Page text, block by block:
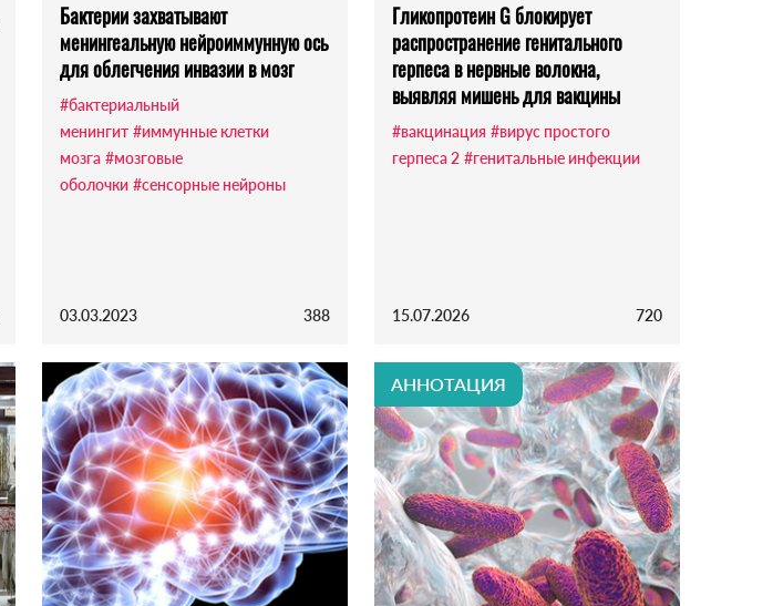
Бактерии захватывают
менингеальную нейроиммунную ось
для облегчения инвазии в мозг
#бактериальный
менингит #иммунные клетки
мозга #мозговые
оболочки #сенсорные нейроны
03.03.2023 388
Гликопротеин G блокирует
распространение генитального
герпеса в нервные волокна,
выявляя мишень для вакцины
#вакцинация #вирус простого
герпеса 2 #генитальные инфекции
15.07.2026 720
АННОТАЦИЯ